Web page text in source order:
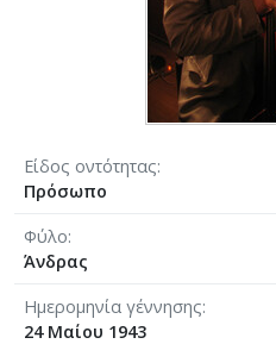
Είδος οντότητας
Πρόσωπο
Φύλο
Άνδρας
Ημερομηνία γέννησης
24 Μαίου 1943